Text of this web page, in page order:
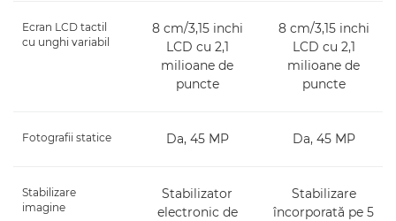
Ecran LCD tactil
cu unghi variabil
8 cm/3,15 inchi
LCD cu 2,1
milioane de
puncte
8 cm/3,15 inchi
LCD cu 2,1
milioane de
puncte
Fotografii statice Da, 45 MP Da, 45 MP
Stabilizare
imagine
Stabilizator
electronic de
Stabilizare
încorporată pe 5